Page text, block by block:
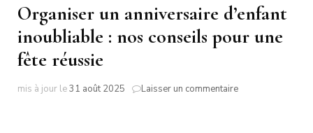
Organiser un anniversaire d’enfant
inoubliable : nos conseils pour une
fête réussie
mis à jour le31 août 2025 Laisser un commentairesur